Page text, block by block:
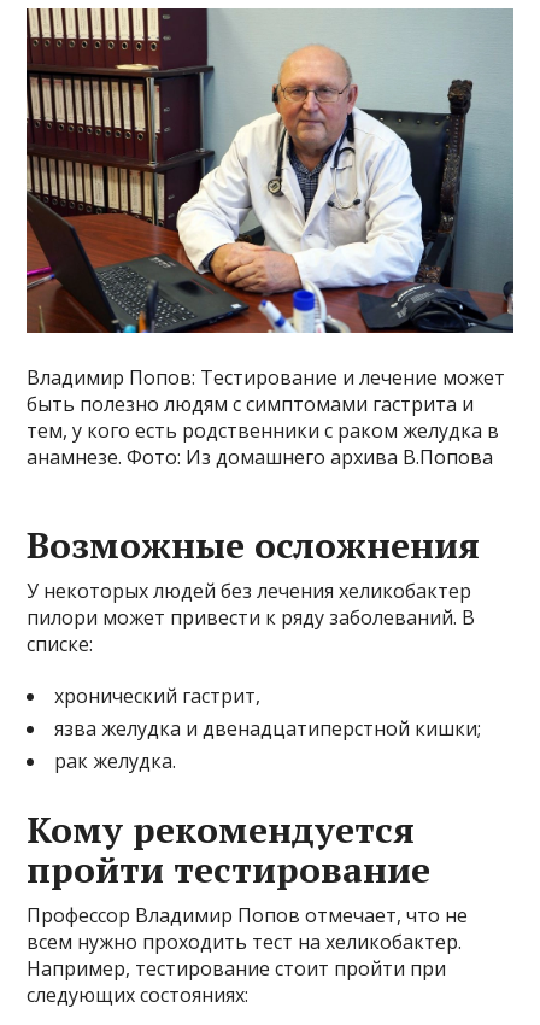
Владимир Попов: Тестирование и лечение может
быть полезно людям с симптомами гастрита и
тем, у кого есть родственники с раком желудка в
анамнезе. Фото: Из домашнего архива В.Попова
Возможные осложнения
У некоторых людей без лечения хеликобактер
пилори может привести к ряду заболеваний. В
списке:
хронический гастрит,
язва желудка и двенадцатиперстной кишки;
рак желудка.
Кому рекомендуется
пройти тестирование
Профессор Владимир Попов отмечает, что не
всем нужно проходить тест на хеликобактер.
Например, тестирование стоит пройти при
следующих состояниях: